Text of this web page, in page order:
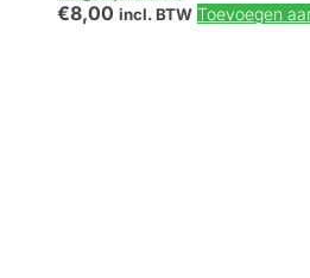
€8,00 incl. BTW Toevoegen